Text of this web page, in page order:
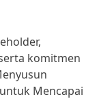
komitmen
Mencapai